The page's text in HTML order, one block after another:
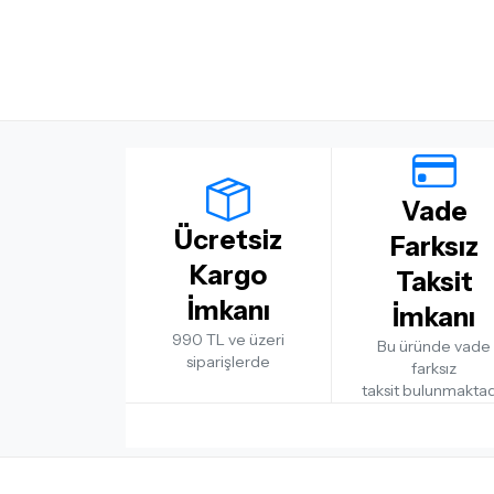
Ücretsiz
Kargo
İmkanı
990 TL ve üzeri
siparişlerde
Vade
Farksız
Taksit
İmkanı
Bu üründe vade
farksız
taksit